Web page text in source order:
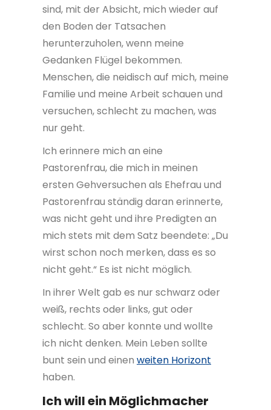
sind, mit der Absicht, mich wieder auf
den Boden der Tatsachen
herunterzuholen, wenn meine
Gedanken Flügel bekommen.
Menschen, die neidisch auf mich, meine
Familie und meine Arbeit schauen und
versuchen, schlecht zu machen, was
nur geht.
Ich erinnere mich an eine
Pastorenfrau, die mich in meinen
ersten Gehversuchen als Ehefrau und
Pastorenfrau ständig daran erinnerte,
was nicht geht und ihre Predigten an
mich stets mit dem Satz beendete: „Du
wirst schon noch merken, dass es so
nicht geht.“ Es ist nicht möglich.
In ihrer Welt gab es nur schwarz oder
weiß, rechts oder links, gut oder
schlecht. So aber konnte und wollte
ich nicht denken. Mein Leben sollte
bunt sein und einen weiten Horizont
haben.
Ich will ein Möglichmacher